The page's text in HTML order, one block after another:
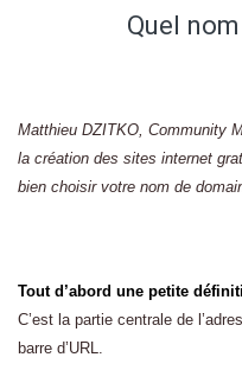
Quel
Matthieu DZITKO, Community
la création des sites internet
bien choisir votre nom de
Tout d’abord une petite
C’est la partie centrale de
barre d’URL.